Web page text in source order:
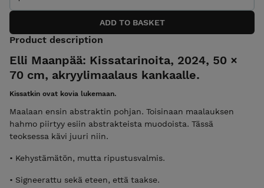
Product description
Elli Maanpää: Kissatarinoita, 2024, 50 ×
70 cm, akryylimaalaus kankaalle.
Kissatkin ovat kovia lukemaan.
Maalaan ensin abstraktin pohjan. Toisinaan maalauksen
hahmo piirtyy esiin abstrakteista muodoista. Tässä
teoksessa kävi juuri niin.
• Kehystämätön, mutta ripustusvalmis.
• Signeerattu sekä eteen, että taakse.